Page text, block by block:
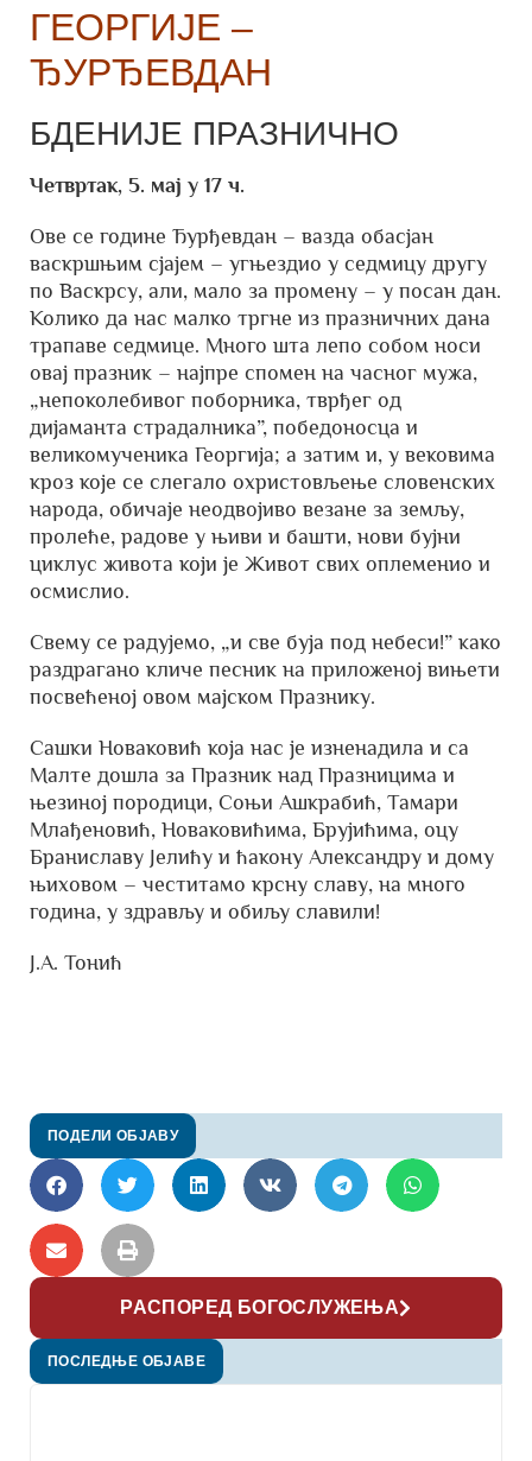
ГЕОРГИЈЕ –
ЂУРЂЕВДАН
БДЕНИЈЕ ПРАЗНИЧНО
Четвртак, 5. мај у 17 ч.
Ове се године Ђурђевдан – вазда обасјан
васкршњим сјајем – угњездио у седмицу другу
по Васкрсу, али, мало за промену – у посан дан.
Колико да нас малко тргне из празничних дана
трапаве седмице. Много шта лепо собом носи
овај празник – најпре спомен на часног мужа,
„непоколебивог поборника, тврђег од
дијаманта страдалника”, победоносца и
великомученика Георгија; а затим и, у вековима
кроз које се слегало охристовљење словенских
народа, обичаје неодвојиво везане за земљу,
пролеће, радове у њиви и башти, нови бујни
циклус живота који је Живот свих оплеменио и
осмислио.
Свему се радујемо, „и све буја под небеси!” како
раздрагано кличе песник на приложеној вињети
посвећеној овом мајском Празнику.
Сашки Новаковић која нас је изненадила и са
Малте дошла за Празник над Празницима и
њезиној породици, Соњи Ашкрабић, Тамари
Млађеновић, Новаковићима, Брујићима, оцу
Браниславу Јелићу и ћакону Александру и дому
њиховом – честитамо крсну славу, на много
година, у здрављу и обиљу славили!
Ј.А. Тонић
ПОДЕЛИ ОБЈАВУ
РАСПОРЕД БОГОСЛУЖЕЊА
ПОСЛЕДЊЕ ОБЈАВЕ